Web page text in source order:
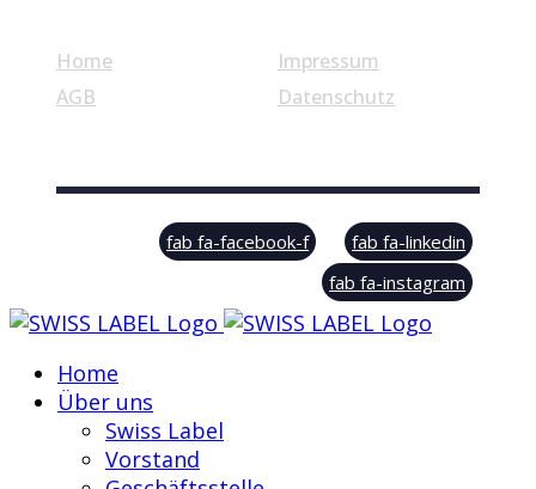
Home
AGB
Impressum
Datenschutz
© Swiss Label, All rights reserved
fab fa-facebook-f
fab fa-linkedin
fab fa-instagram
Home
Über uns
Swiss Label
Vorstand